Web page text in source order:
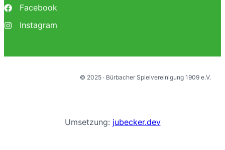
Facebook
Instagram
© 2025 · Bürbacher Spielvereinigung 1909 e.V.
Umsetzung: jubecker.dev